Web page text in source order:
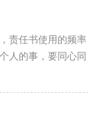
责任书使用的频率
人的事，要同心同
大...